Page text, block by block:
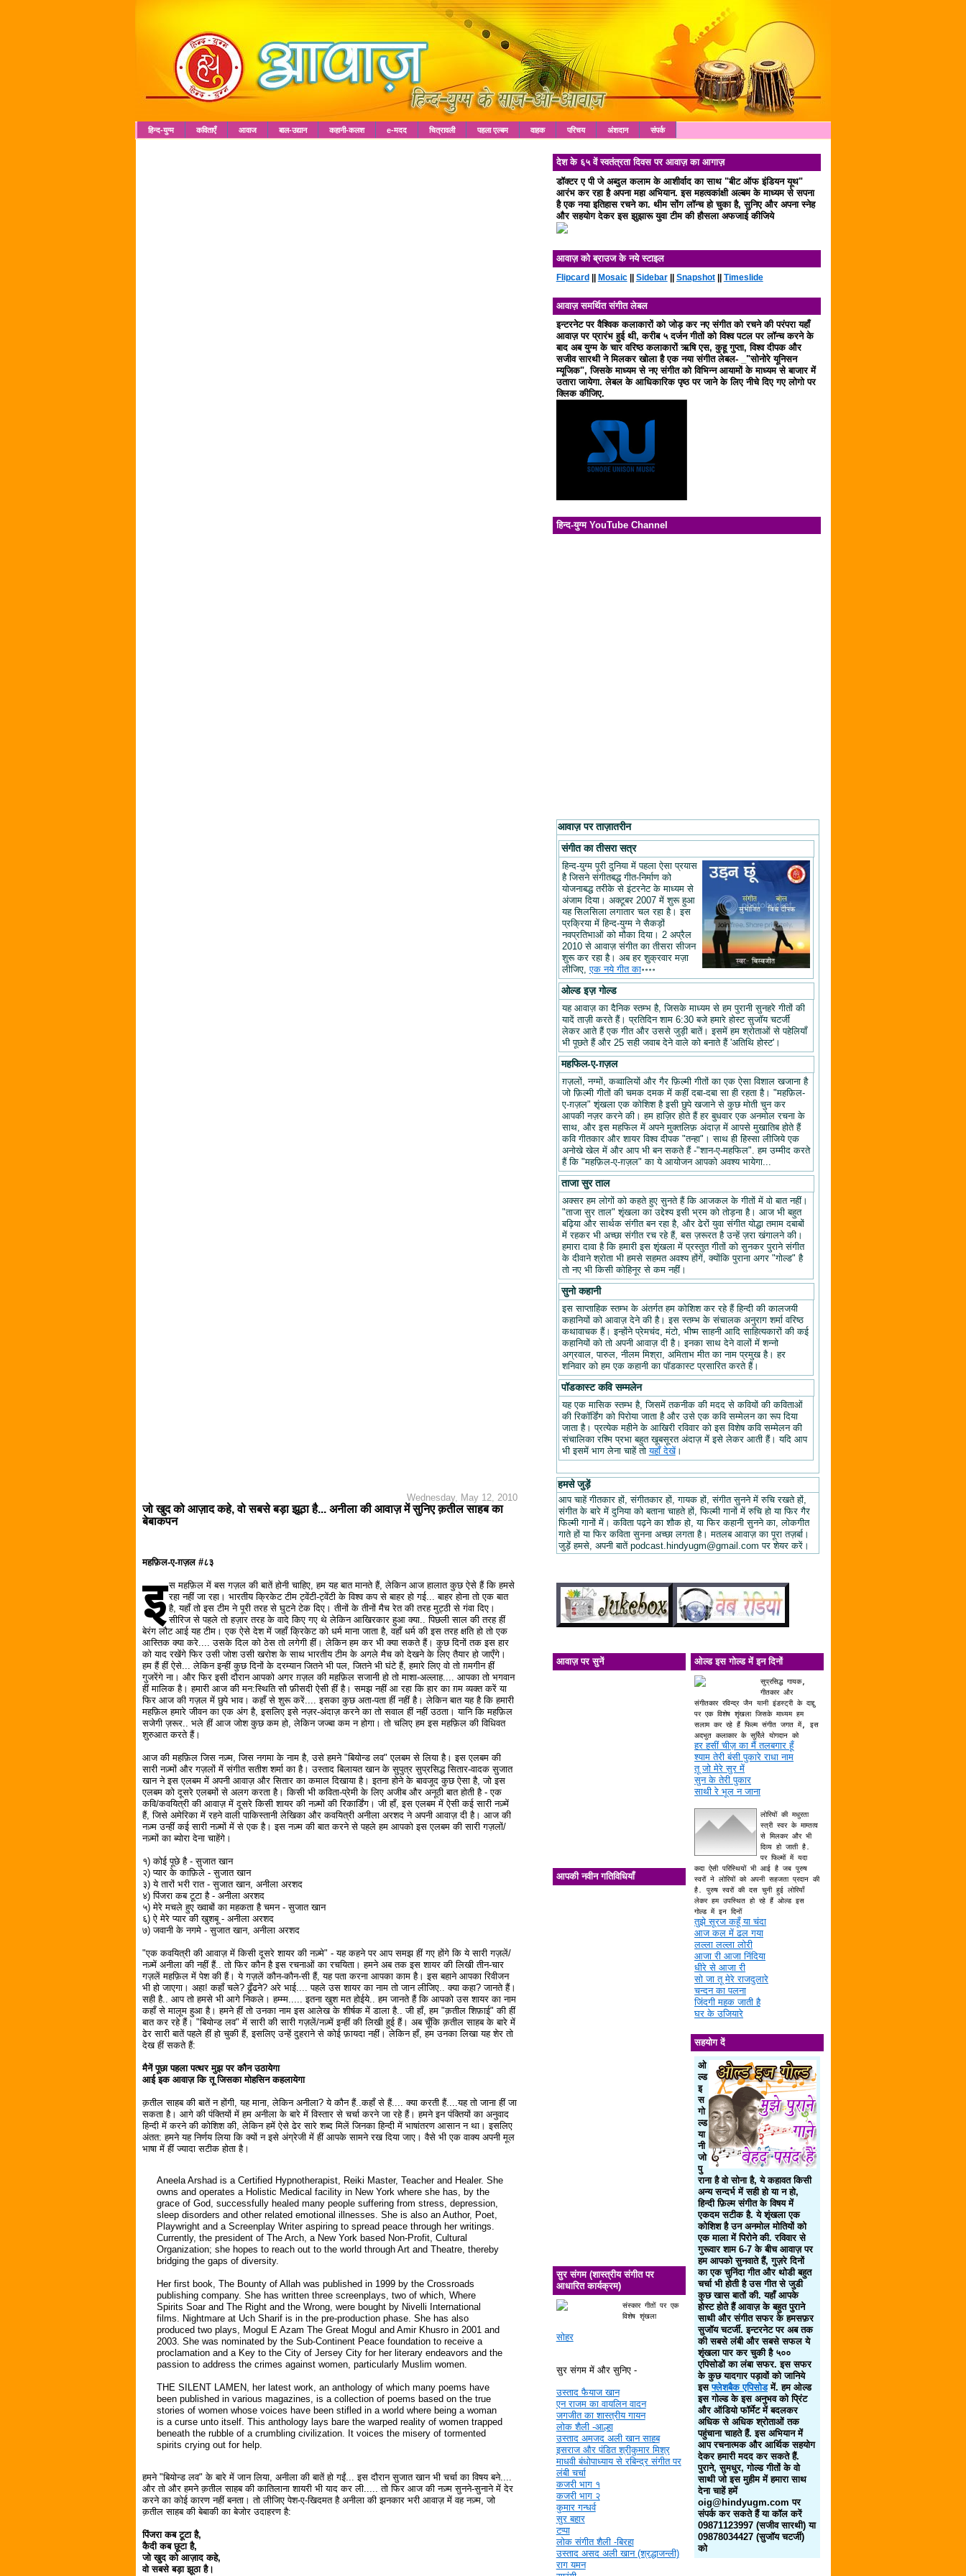
हिन्द-युग्म कविताएँ आवाज बाल-उद्यान कहानी-कलश e-मदद चित्रावली पहला एल्बम वाहक परिचय अंशदान संपर्क
Wednesday, May 12, 2010
जो खुद को आज़ाद कहे, वो सबसे बड़ा झूठा है... अनीला की आवाज़ में सुनिए क़तील साहब का
बेबाकपन
महफ़िल-ए-ग़ज़ल #८३
इ स महफ़िल में बस गज़ल की बातें होनी चाहिए, हम यह बात मानते हैं, लेकिन आज हालात कुछ ऐसे हैं कि हमसे
रहा नहीं जा रहा। भारतीय क्रिकेट टीम ट्वेंटी-ट्वेंटी के विश्व कप से बाहर हो गई... बाहर होना तो एक बात
है, यहाँ तो इस टीम ने पूरी तरह से घुटने टेक दिए। तीनों के तीनों मैच रेत की तरह मुट्ठी से गंवा दिए।
सीरिज से पहले तो हज़ार तरह के वादे किए गए थे लेकिन आखिरकार हुआ क्या.. पिछली साल की तरह हीं
बेरंग लौट आई यह टीम। एक ऐसे देश में जहाँ क्रिकेट को धर्म माना जाता है, वहाँ धर्म की इस तरह क्षति हो तो एक
आस्तिक क्या करे.... उसके दिल को ठेस तो लगेगी हीं। लेकिन हम कर भी क्या सकते हैं। कुछ दिनों तक इस हार
को याद रखेंगे फिर उसी जोश उसी खरोश के साथ भारतीय टीम के अगले मैच को देखने के लिए तैयार हो जाएँगे।
हम हैं हीं ऐसे... लेकिन इन्हीं कुछ दिनों के दरम्यान जितने भी पल, जितने भी घंटे हैं, हमारे लिए वो तो ग़मगीन हीं
गुजरेंगे ना। और फिर इसी दौरान आपको अगर ग़ज़ल की महफ़िल सजानी हो तो माशा-अल्लाह.... आपका तो भगवान
हीं मालिक है। हमारी आज की मन:स्थिति सौ फ़ीसदी ऐसी हीं है। समझ नहीं आ रहा कि हार का ग़म व्यक्त करें या
फिर आज की गज़ल में छुपे भाव। कहाँ से शुरू करें.... इसका कुछ अता-पता हीं नहीं है। लेकिन बात यह है कि हमारी
महफ़िल हमारे जीवन का एक अंग है, इसलिए इसे नज़र-अंदाज़ करने का तो सवाल हीं नहीं उठता। यानि कि महफ़िल
सजेगी ज़रूर.. भले हीं आज जोश कुछ कम हो, लेकिन जज्बा कम न होगा। तो चलिए हम इस महफ़िल की विधिवत
शुरुआत करते हैं।
आज की महफ़िल जिस नज़्म, जिस नगमा के नाम है, उसे हमने "बियोन्ड लव" एलबम से लिया है। इस एलबम की
सारी नज़्मों और गज़लों में संगीत सतीश शर्मा का है। उस्ताद बिलायत खान के सुपुत्र सुप्रसिद्ध सितार-वादक सुजात
खान ने इस एलबम में अपनी आवाज़ और सितार का कमाल दिखाया है। इतना होने के बावजूद कुछ ऐसा है, जो इस
एलबम को दूसरे एलबमों से अलग करता है। किसी भी कविता-प्रेमी के लिए अजीब और अनूठी बात होती है - एक
कवि/कवयित्री की आवाज़ में दूसरे किसी शायर की नज़्मों की रिकार्डिंग। जी हाँ, इस एलबम में ऐसी कई सारी नज़्में
हैं, जिसे अमेरिका में रहने वाली पाकिस्तानी लेखिका और कवयित्री अनीला अरशद ने अपनी आवाज़ दी है। आज की
नज़्म उन्हीं कई सारी नज़्मों में से एक है। इस नज़्म की बात करने से पहले हम आपको इस एलबम की सारी गज़लों/
नज़्मों का ब्योरा देना चाहेंगे।
१) कोई पूछे है - सुजात खान
२) प्यार के काफ़िले - सुजात खान
३) ये तारों भरी रात - सुजात खान, अनीला अरशद
४) पिंजरा कब टूटा है - अनीला अरशद
५) मेरे मचले हुए ख्वाबों का महकता है चमन - सुजात खान
६) ऐ मेरे प्यार की खुशबू - अनीला अरशद
७) जवानी के नगमे - सुजात खान, अनीला अरशद
"एक कवयित्री की आवाज़ में किसी दूसरे शायर की नज़्मे" - यह कहने पर आप समझ हीं गए होंगे कि ये सारी गज़लें/
नज़्में अनीला की नहीं हैं.. तो फिर कौन है इस रचनाओं का रचयिता। हमने अब तक इस शायर की लिखी तीन-चार
गज़लें महफ़िल में पेश की हैं। ये गज़लें कौन-कौन-सी हैं, यह पता करना आपका काम है। इस बहाने आपका रिवीजन
भी हो जाएगा। अहा! कहाँ चले? ढूँढने? अरे भाई.... पहले उस शायर का नाम तो जान लीजिए.. क्या कहा? जानते हैं।
सही है.. आप तो हमसे भी आगे निकले। हम्म्म..... इतना खुश मत होईये.. हम जानते हैं कि आपको उस शायर का नाम
कहाँ से मालूम हुआ है। हमने हीं तो उनका नाम इस आलेख के शीर्षक में डाला है.. जी हाँ, हम "क़तील शिफ़ाई" की हीं
बात कर रहे हैं। "बियोन्ड लव" में सारी की सारी गज़लें/नज़्में इन्हीं की लिखी हुई हैं। अब चूँकि क़तील साहब के बारे में
ढेर सारी बातें पहले हीं हो चुकी हैं, इसलिए उन्हें दुहराने से कोई फ़ायदा नहीं। लेकिन हाँ, हम उनका लिखा यह शेर तो
देख हीं सकते हैं:
मैनें पूछा पहला पत्थर मुझ पर कौन उठायेगा
आई इक आवाज़ कि तू जिसका मोहसिन कहलायेगा
क़तील साहब की बातें न होंगी, यह माना, लेकिन अनीला? ये कौन हैं..कहाँ से हैं.... क्या करती हैं....यह तो जाना हीं जा
सकता है। आगे की पंक्तियों में हम अनीला के बारे में विस्तार से चर्चा करने जा रहे हैं। हमने इन पंक्तियों का अनुवाद
हिन्दी में करने की कोशिश की, लेकिन हमें ऐसे ढेर सारे शब्द मिलें जिनका हिन्दी में भाषांतरण आसान न था। इसलिए
अंतत: हमने यह निर्णय लिया कि क्यों न इसे अंग्रेजी में हीं आपके सामने रख दिया जाए। वैसे भी एक वाक्य अपनी मूल
भाषा में हीं ज्यादा सटीक होता है।
Aneela Arshad is a Certified Hypnotherapist, Reiki Master, Teacher and Healer. She
owns and operates a Holistic Medical facility in New York where she has, by the
grace of God, successfully healed many people suffering from stress, depression,
sleep disorders and other related emotional illnesses. She is also an Author, Poet,
Playwright and a Screenplay Writer aspiring to spread peace through her writings.
Currently, the president of The Arch, a New York based Non-Profit, Cultural
Organization; she hopes to reach out to the world through Art and Theatre, thereby
bridging the gaps of diversity.
Her first book, The Bounty of Allah was published in 1999 by the Crossroads
publishing company. She has written three screenplays, two of which, Where
Spirits Soar and The Right and the Wrong, were bought by Nivelli International
films. Nightmare at Uch Sharif is in the pre-production phase. She has also
produced two plays, Mogul E Azam The Great Mogul and Amir Khusro in 2001 and
2003. She was nominated by the Sub-Continent Peace foundation to receive a
proclamation and a Key to the City of Jersey City for her literary endeavors and the
passion to address the crimes against women, particularly Muslim women.
THE SILENT LAMEN, her latest work, an anthology of which many poems have
been published in various magazines, is a collection of poems based on the true
stories of women whose voices have been stifled in a world where being a woman
is a curse unto itself. This anthology lays bare the warped reality of women trapped
beneath the rubble of a crumbling civilization. It voices the misery of tormented
spirits crying out for help.
हमने "बियोन्ड लव" के बारे में जान लिया, अनीला की बातें हो गईं... इस दौरान सुजात खान भी चर्चा का विषय बने....
और तो और हमने क़तील साहब की कातिलाना शायरी भी याद कर ली..... तो फिर आज की नज़्म सुनने-सुनाने में देर
करने का कोई कारण नहीं बनता। तो लीजिए पेश-ए-खिदमत है अनीला की झनकार भरी आवाज़ में वह नज़्म, जो
क़तील साहब की बेबाकी का बेजोर उदाहरण है:
पिंजरा कब टूटा है,
कैदी कब छूटा है,
जो खुद को आज़ाद कहे,
वो सबसे बड़ा झूठा है।
देश के ६५ वें स्वतंत्रता दिवस पर आवाज़ का आगाज़
डॉक्टर ए पी जे अब्दुल कलाम के आशीर्वाद का साथ "बीट ऑफ इंडियन यूथ"
आरंभ कर रहा है अपना महा अभियान. इस महत्वकांक्षी अल्बम के माध्यम से सपना
है एक नया इतिहास रचने का. थीम सोंग लॉन्च हो चुका है, सुनिए और अपना स्नेह
और सहयोग देकर इस झुझारू युवा टीम की हौसला अफजाई कीजिये
आवाज़ को ब्राउज के नये स्टाइल
Flipcard Mosaic|| Sidebar|| Snapshot|| Timeslide
आवाज़ समर्थित संगीत लेबल
इन्टरनेट पर वैश्विक कलाकारों को जोड़ कर नए संगीत को रचने की परंपरा यहाँ
आवाज़ पर प्रारंभ हुई थी, करीब ५ दर्जन गीतों को विश्व पटल पर लॉन्च करने के
बाद अब युग्म के चार वरिष्ठ कलाकारों ऋषि एस, कुहू गुप्ता, विश्व दीपक और
सजीव सारथी ने मिलकर खोला है एक नया संगीत लेबल- _"सोनोरे यूनिसन
म्यूजिक", जिसके माध्यम से नए संगीत को विभिन्न आयामों के माध्यम से बाजार में
उतारा जायेगा. लेबल के आधिकारिक पृष्ठ पर जाने के लिए नीचे दिए गए लोगो पर
क्लिक कीजिए.
हिन्द-युग्म YouTube Channel
आवाज़ पर ताज़ातरीन
संगीत का तीसरा सत्र
हिन्द-युग्म पूरी दुनिया में पहला ऐसा प्रयास
है जिसने संगीतबद्ध गीत-निर्माण को
योजनाबद्ध तरीके से इंटरनेट के माध्यम से
अंजाम दिया। अक्टूबर 2007 में शुरू हुआ
यह सिलसिला लगातार चल रहा है। इस
प्रक्रिया में हिन्द-युग्म ने सैकड़ों
नवप्रतिभाओं को मौका दिया। 2 अप्रैल
2010 से आवाज़ संगीत का तीसरा सीजन
शुरू कर रहा है। अब हर शुक्रवार मज़ा
लीजिए,एक नये गीत का॰॰॰॰
ओल्ड इज़ गोल्ड
यह आवाज़ का दैनिक स्तम्भ है, जिसके माध्यम से हम पुरानी सुनहरे गीतों की
यादें ताज़ी करते हैं। प्रतिदिन शाम 6:30 बजे हमारे होस्ट सुजॉय चटर्जी
लेकर आते हैं एक गीत और उससे जुड़ी बातें। इसमें हम श्रोताओं से पहेलियाँ
भी पूछते हैं और 25 सही जवाब देने वाले को बनाते हैं 'अतिथि होस्ट'।
महफिल-ए-ग़ज़ल
ग़ज़लों, नग्मों, कव्वालियों और गैर फ़िल्मी गीतों का एक ऐसा विशाल खजाना है
जो फ़िल्मी गीतों की चमक दमक में कहीं दबा-दबा सा ही रहता है। "महफ़िल-
ए-ग़ज़ल" शृंखला एक कोशिश है इसी छुपे खजाने से कुछ मोती चुन कर
आपकी नज़र करने की। हम हाज़िर होते हैं हर बुधवार एक अनमोल रचना के
साथ, और इस महफिल में अपने मुक्तलिफ़ अंदाज़ में आपसे मुखातिब होते हैं
कवि गीतकार और शायर विश्व दीपक "तन्हा"। साथ ही हिस्सा लीजिये एक
अनोखे खेल में और आप भी बन सकते हैं -"शान-ए-महफिल". हम उम्मीद करते
हैं कि "महफ़िल-ए-ग़ज़ल" का ये आयोजन आपको अवश्य भायेगा...
ताजा सुर ताल
अक्सर हम लोगों को कहते हुए सुनते हैं कि आजकल के गीतों में वो बात नहीं।
"ताजा सुर ताल" शृंखला का उद्देश्य इसी भ्रम को तोड़ना है। आज भी बहुत
बढ़िया और सार्थक संगीत बन रहा है, और ढेरों युवा संगीत योद्धा तमाम दबाबों
में रहकर भी अच्छा संगीत रच रहे हैं, बस ज़रूरत है उन्हें ज़रा खंगालने की।
हमारा दावा है कि हमारी इस शृंखला में प्रस्तुत गीतों को सुनकर पुराने संगीत
के दीवाने श्रोता भी हमसे सहमत अवश्य होंगें, क्योंकि पुराना अगर "गोल्ड" है
तो नए भी किसी कोहिनूर से कम नहीं।
सुनो कहानी
इस साप्ताहिक स्तम्भ के अंतर्गत हम कोशिश कर रहे हैं हिन्दी की कालजयी
कहानियों को आवाज़ देने की है। इस स्तम्भ के संचालक अनुराग शर्मा वरिष्ठ
कथावाचक हैं। इन्होंने प्रेमचंद, मंटो, भीष्म साहनी आदि साहित्यकारों की कई
कहानियों को तो अपनी आवाज़ दी है। इनका साथ देने वालों में शन्नो
अग्रवाल, पारुल, नीलम मिश्रा, अमिताभ मीत का नाम प्रमुख है। हर
शनिवार को हम एक कहानी का पॉडकास्ट प्रसारित करते हैं।
पॉडकास्ट कवि सम्मलेन
यह एक मासिक स्तम्भ है, जिसमें तकनीक की मदद से कवियों की कविताओं
की रिकॉर्डिंग को पिरोया जाता है और उसे एक कवि सम्मेलन का रूप दिया
जाता है। प्रत्येक महीने के आखिरी रविवार को इस विशेष कवि सम्मेलन की
संचालिका रश्मि प्रभा बहुत खूबसूरत अंदाज़ में इसे लेकर आती हैं। यदि आप
भी इसमें भाग लेना चाहें तोयहाँ देखें।
हमसे जुड़ें
आप चाहें गीतकार हों, संगीतकार हों, गायक हों, संगीत सुनने में रुचि रखते हों,
संगीत के बारे में दुनिया को बताना चाहते हों, फिल्मी गानों में रुचि हो या फिर गैर
फिल्मी गानों में। कविता पढ़ने का शौक हो, या फिर कहानी सुनने का, लोकगीत
गाते हों या फिर कविता सुनना अच्छा लगता है। मतलब आवाज़ का पूरा तज़र्बा।
जुड़ें हमसे, अपनी बातें podcast.hindyugm@gmail.com पर शेयर करें।
आवाज़ पर सुनें
आपकी नवीन गतिविधियाँ
सुर संगम (शास्त्रीय संगीत पर
आधारित कार्यक्रम)
संस्कार गीतों पर एक
विशेष शृंखला
सोहर
सुर संगम में और सुनिए -
उस्ताद फैयाज खान
एन राजम का वायलिन वादन
जगजीत का शास्त्रीय गायन
लोक शैली -आल्हा
उस्ताद अमजद अली खान साहब
इसराज और पंडित श्रीकुमार मिश्र
माधवी बंधोपाध्याय से रबिन्द्र संगीत पर
लंबी चर्चा
कजरी भाग १
कजरी भाग २
कुमार गन्धर्व
सुर बहार
टप्पा
लोक संगीत शैली -बिरहा
उस्ताद असद अली खान (श्रद्धाजन्ली)
राग यमन
ओल्ड इस गोल्ड में इन दिनों
सुप्रसिद्ध गायक,
गीतकार और
संगीतकार रविन्द्र जैन यानी इंडस्ट्री के दाद्दु
पर एक विशेष शृंखला जिसके माध्यम हम
सलाम कर रहे हैं फिल्म संगीत जगत में, इस
अदभुत कलाकार के सुर्रिले योगदान को
हर हसीं चीज़ का मैं तलबगार हूँ
श्याम तेरी बंसी पुकारे राधा नाम
तू जो मेरे सुर में
सुन के तेरी पुकार
साथी रे भूल न जाना
लोरियों की मधुरता
स्त्री स्वर के माम्तत्व
से मिलकर और भी
दिव्य हो जाती है.
पर फिल्मों में यदा
कदा ऐसी परिस्थियों भी आई है जब पुरुष
स्वरों ने लोरियों को अपनी सहजता प्रदान की
है. पुरुष स्वरों की दस चुनी हुई लोरियाँ
लेकर हम उपस्थित हो रहे हैं ओल्ड इस
गोल्ड में इन दिनों
तुझे सूरज कहूँ या चंदा
आज कल में ढल गया
लल्ला लल्ला लोरी
आजा री आजा निंदिया
धीरे से आजा री
सो जा तू मेरे राजदुलारे
चन्दन का पलना
जिंदगी महक जाती है
घर के उजियारे
सहयोग दें
ओ
ल्ड
इ
स
गो
ल्ड
या
नी
जो
पु
राना है वो सोना है, ये कहावत किसी
अन्य सन्दर्भ में सही हो या न हो,
हिन्दी फ़िल्म संगीत के विषय में
एकदम सटीक है. ये शृंखला एक
कोशिश है उन अनमोल मोतियों को
एक माला में पिरोने की. रविवार से
गुरूवार शाम 6-7 के बीच आवाज़ पर
हम आपको सुनवाते हैं, गुज़रे दिनों
का एक चुनिंदा गीत और थोडी बहुत
चर्चा भी होती है उस गीत से जुडी
कुछ खास बातों की. यहाँ आपके
होस्ट होते हैं आवाज़ के बहुत पुराने
साथी और संगीत सफर के हमसफ़र
सुजॉय चटर्जी. इन्टरनेट पर अब तक
की सबसे लंबी और सबसे सफल ये
शृंखला पार कर चुकी है ५००
एपिसोडों का लंबा सफर. इस सफर
के कुछ यादगार पड़ावों को जानिये
इसफ्लेशबैक एपिसोडमें. हम ओल्ड
इस गोल्ड के इस अनुभव को प्रिंट
और ऑडियो फॉर्मेट में बदलकर
अधिक से अधिक श्रोताओं तक
पहुंचाना चाहते हैं. इस अभियान में
आप रचनात्मक और आर्थिक सहयोग
देकर हमारी मदद कर सकते हैं.
पुराने, सुमधुर, गोल्ड गीतों के वो
साथी जो इस मुहीम में हमारा साथ
देना चाहें हमें
oig@hindyugm.com पर
संपर्क कर सकते हैं या कॉल करें
09871123997 (सजीव सारथी) या
09878034427 (सुजॉय चटर्जी)
को